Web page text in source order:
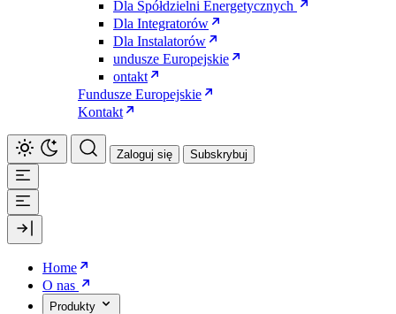
Dla Spółdzielni Energetycznych
Dla Integratorów
Dla Instalatorów
undusze Europejskie
ontakt
Fundusze Europejskie
Kontakt
Zaloguj się Subskrybuj
Home
O nas
Produkty